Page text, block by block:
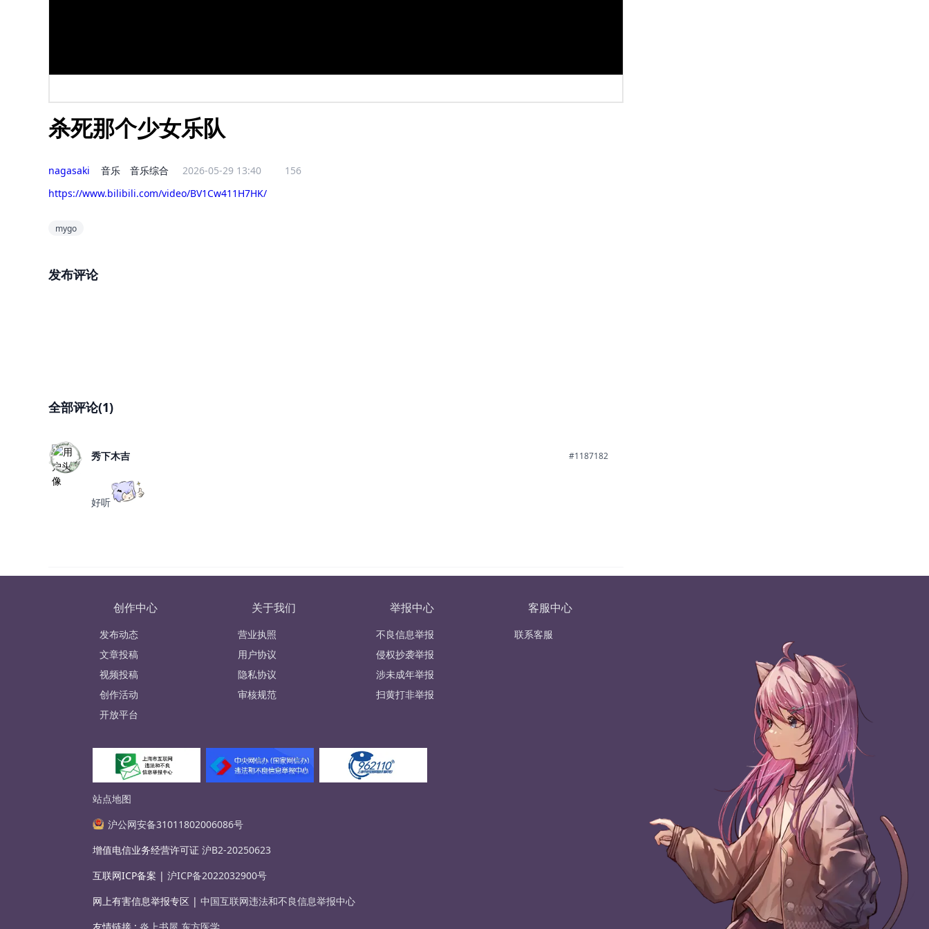
杀死那个少女乐队
nagasaki 音乐 音乐综合 2026-05-29 13:40
156
https://www.bilibili.com/video/BV1Cw411H7HK/
mygo
发布评论
全部评论(1)
秀下木吉 #1187182
好听
创作中心
发布动态
文章投稿
视频投稿
创作活动
开放平台
关于我们
营业执照
用户协议
隐私协议
审核规范
举报中心
不良信息举报
侵权抄袭举报
涉未成年举报
扫黄打非举报
客服中心
联系客服
站点地图
沪公网安备31011802006086号
增值电信业务经营许可证沪B2-20250623
互联网ICP备案 |沪ICP备2022032900号
网上有害信息举报专区 |中国互联网违法和不良信息举报中心